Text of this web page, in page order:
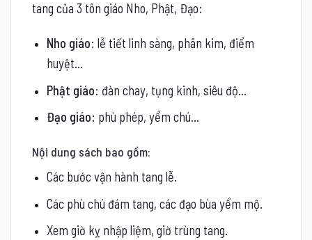
tang của 3 tôn giáo Nho, Phật, Đạo:
Nho giáo: lễ tiết linh sàng, phân kim, điểm
huyệt…
Phật giáo: đàn chay, tụng kinh, siêu độ…
Đạo giáo: phù phép, yểm chú…
Nội dung sách bao gồm:
Các bước vận hành tang lễ.
Các phù chú đám tang, các đạo bùa yểm mộ.
Xem giờ kỵ nhập liệm, giờ trùng tang.